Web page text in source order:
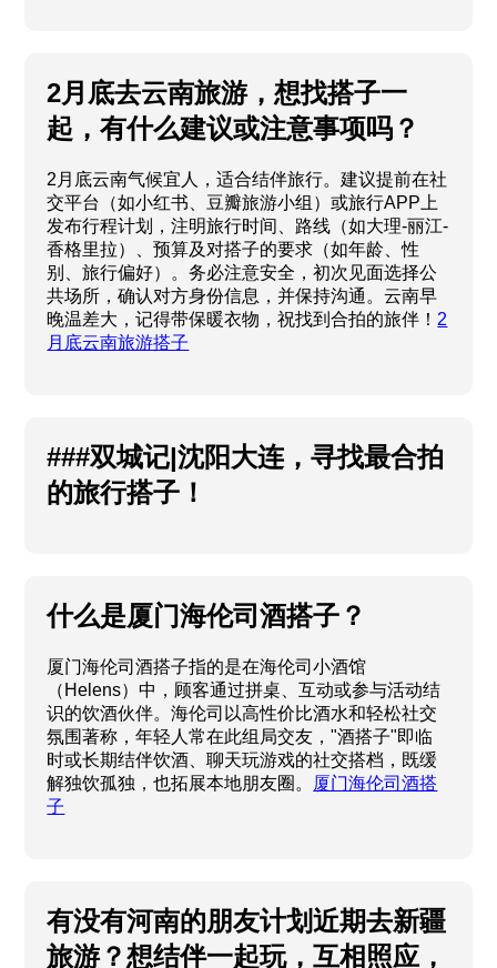
2月底去云南旅游，想找搭子一
起，有什么建议或注意事项吗？
2月底云南气候宜人，适合结伴旅行。建议提前在社
交平台（如小红书、豆瓣旅游小组）或旅行APP上
发布行程计划，注明旅行时间、路线（如大理-丽江-
香格里拉）、预算及对搭子的要求（如年龄、性
别、旅行偏好）。务必注意安全，初次见面选择公
共场所，确认对方身份信息，并保持沟通。云南早
晚温差大，记得带保暖衣物，祝找到合拍的旅伴！ 2
月底云南旅游搭子
###双城记|沈阳大连，寻找最合拍
的旅行搭子！
什么是厦门海伦司酒搭子？
厦门海伦司酒搭子指的是在海伦司小酒馆
（Helens）中，顾客通过拼桌、互动或参与活动结
识的饮酒伙伴。海伦司以高性价比酒水和轻松社交
氛围著称，年轻人常在此组局交友，"酒搭子"即临
时或长期结伴饮酒、聊天玩游戏的社交搭档，既缓
解独饮孤独，也拓展本地朋友圈。 厦门海伦司酒搭
子
有没有河南的朋友计划近期去新疆
旅游？想结伴一起玩，互相照应，